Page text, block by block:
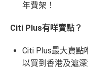
年費架！
Citi Plus有咩賣點？
Citi Plus最大賣點
以買到香港及滬